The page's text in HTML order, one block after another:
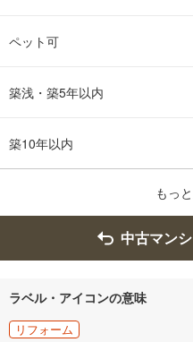
ペット可
築浅・築5年以内
築10年以内
もっ
中古マン
ラベル・アイコンの意味
リフォーム